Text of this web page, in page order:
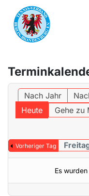
Nach Jahr
Heute
Gehe zu
Vorheriger Tag
Es